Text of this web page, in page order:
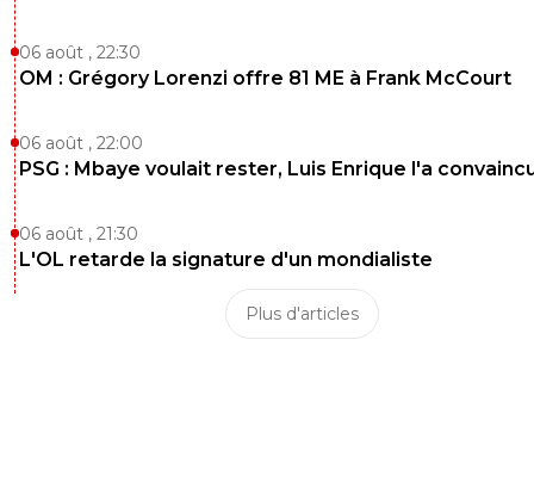
06 août , 22:30
OM : Grégory Lorenzi offre 81 ME à Frank McCourt
06 août , 22:00
PSG : Mbaye voulait rester, Luis Enrique l'a
06 août , 21:30
L'OL retarde la signature d'un mondialiste
Plus d'articles